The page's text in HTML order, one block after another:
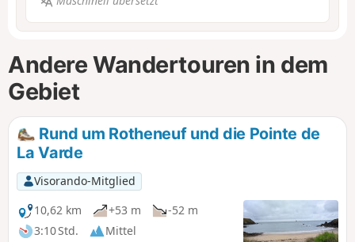
Andere Wandertouren in dem
Gebiet
Rund um Rotheneuf und die Pointe de
La Varde
Visorando-Mitglied
10,62 km
+53 m
-52 m
3:10 Std.
Mittel